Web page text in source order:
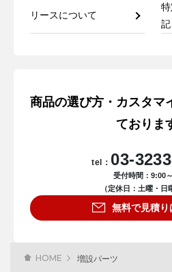
リースについて
記
商品の選び方・カスタマ
ておりま
tel： 03-
受付時間：9:00
（定休日：土曜・日
無料で見積り
HOME 増設パーツ